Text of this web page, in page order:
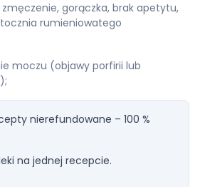
gorączka, brak apetytu,
rumieniowatego
moczu (objawy porfirii lub
nierefundowane – 100 %
na jednej recepcie.